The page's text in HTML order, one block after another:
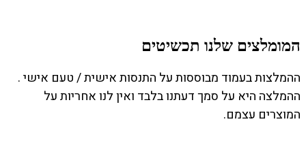
המומלצים שלנו תכשיטים
ההמלצות בעמוד מבוססות על התנסות אישית / טעם אישי .
ההמלצה היא על סמך דעתנו בלבד ואין לנו אחריות על
המוצרים עצמם.